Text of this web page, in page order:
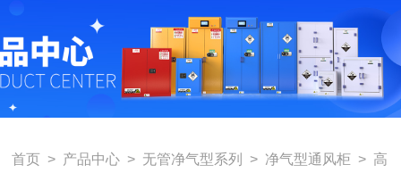
首页 > 产品中心 > 无管净气型系列 > 净气型通风柜 > 高